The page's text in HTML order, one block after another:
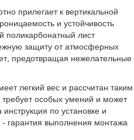
прилегает к вертикальной
и устойчивость
поликарбонатный лист
защиту от атмосферных
предотвращая нежелательные
легкий вес и рассчитан таким
особых умений и может
по установке и
гарантия выполнения монтажа